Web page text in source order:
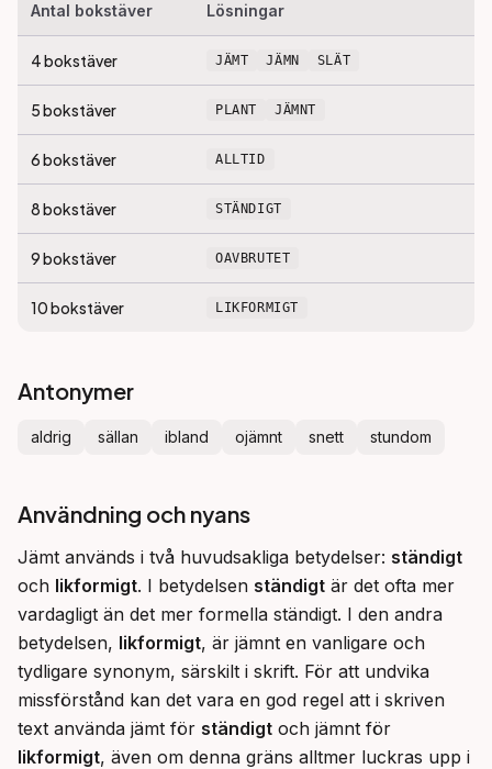
Antal bokstäver Lösningar
4bokstäver JÄMT JÄMN SLÄT
5bokstäver PLANT JÄMNT
6bokstäver ALLTID
8bokstäver STÄNDIGT
9bokstäver OAVBRUTET
10bokstäver LIKFORMIGT
Antonymer
aldrig sällan ibland ojämnt snett stundom
Användning och nyans
Jämt används i två huvudsakliga betydelser: ständigt
och likformigt. I betydelsen ständigt är det ofta mer
vardagligt än det mer formella ständigt. I den andra
betydelsen, likformigt, är jämnt en vanligare och
tydligare synonym, särskilt i skrift. För att undvika
missförstånd kan det vara en god regel att i skriven
text använda jämt för ständigt
likformigt, även om denna gräns alltmer luckras upp i